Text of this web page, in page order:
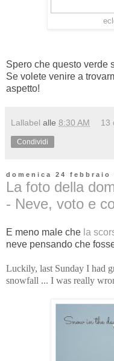
Spero che questo verde
Se volete venire a
aspetto!
Lallabel alle 8:30 AM 13
Condividi
domenica 24 febbraio
La foto della
- Neve, voto e
E meno male che la
neve pensando che
Luckily, last Sunday I had
snowfall ... I was really